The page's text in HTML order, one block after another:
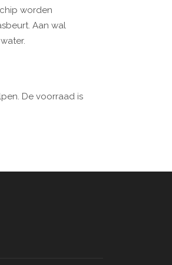
worden
Aan wal
De voorraad is